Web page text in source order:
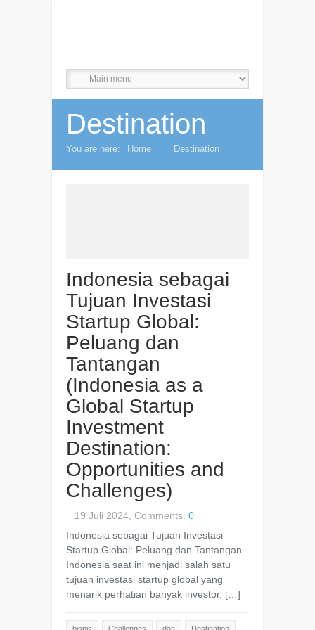
Destination
You are here: Home Destination
Indonesia sebagai
Tujuan Investasi
Startup Global:
Peluang dan
Tantangan
(Indonesia as a
Global Startup
Investment
Destination:
Opportunities and
Challenges)
19 Juli 2024, Comments: 0
Indonesia sebagai Tujuan Investasi
Startup Global: Peluang dan Tantangan
Indonesia saat ini menjadi salah satu
tujuan investasi startup global yang
menarik perhatian banyak investor. […]